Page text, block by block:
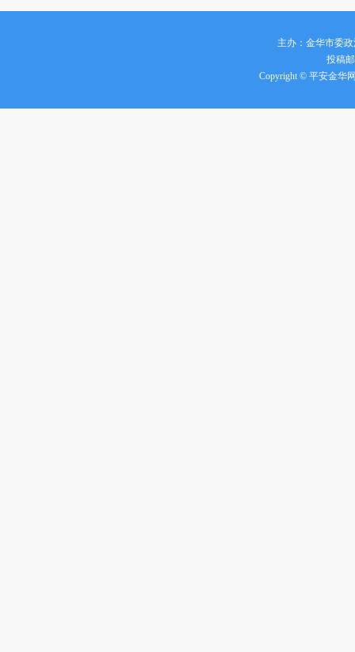
主办：金华市委
投稿
Copyright © 平安金华